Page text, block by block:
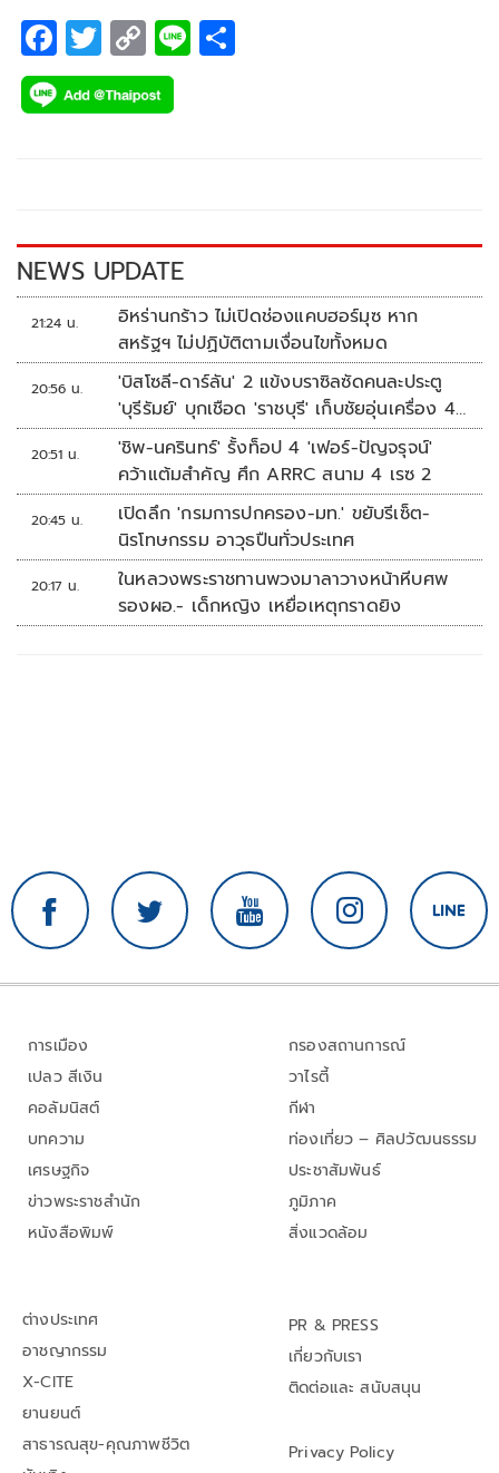
F
ac
e
k
T
wi
tt
C
o
p
k
Li
NEWS UPDATE
21:24 น.
อิหร่านกร้าว ไม่เปิดช่องแคบฮอร์มุซ หาก
สหรัฐฯ ไม่ปฏิบัติตามเงื่อนไขทั้งหมด
20:56 น.
'บิสโซลี-ดาร์ลัน' 2 แข้งบราซิลซัดคนละประตู
'บุรีรัมย์' บุกเชือด 'ราชบุรี' เก็บชัยอุ่นเครื่อง 4
นัดรวด
20:51 น.
'ชิพ-นครินทร์' รั้งท็อป 4 'เฟอร์-ปัญจรุจน์'
คว้าแต้มสำคัญ ศึก ARRC สนาม 4 เรซ 2
20:45 น.
เปิดลึก 'กรมการปกครอง-มท.' ขยับรีเซ็ต-
นิรโทษกรรม อาวุธปืนทั่วประเทศ
20:17 น.
ในหลวงพระราชทานพวงมาลาวางหน้าหีบศพ
รองผอ.- เด็กหญิง เหยื่อเหตุกราดยิง
การเมือง
เปลว สีเงิน
คอลัมนิสต์
บทความ
เศรษฐกิจ
ข่าวพระราชสำนัก
หนังสือพิมพ์
กรองสถานการณ์
วาไรตี้
กีฬา
ท่องเที่ยว – ศิลปวัฒนธรรม
ประชาสัมพันธ์
ภูมิภาค
สิ่งแวดล้อม
ต่างประเทศ
อาชญากรรม
X-CITE
ยานยนต์
สาธารณสุข-คุณภาพชีวิต
PR & PRESS
เกี่ยวกับเรา
ติดต่อและ สนับสนุน
Privacy Policy